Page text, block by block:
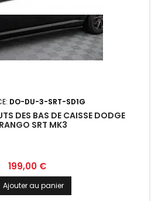
DO-DU-3-SRT-SD1G
DES BAS DE CAISSE DODGE
SRT MK3
Prix
199,00 €
Ajouter au panier